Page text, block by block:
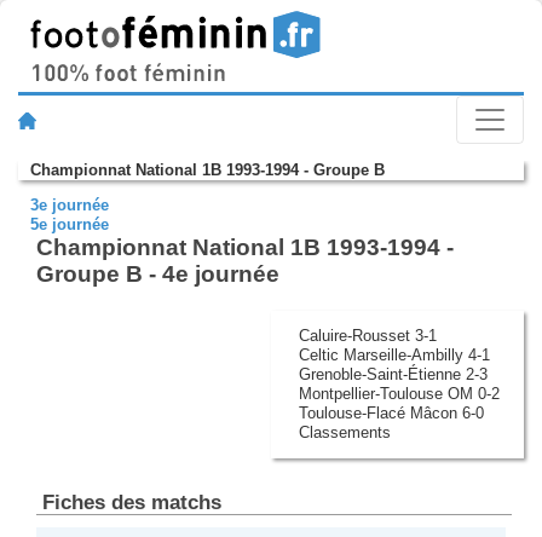
Championnat National 1B 1993-1994 - Groupe B
3e journée
5e journée
Championnat National 1B 1993-1994 -
Groupe B - 4e journée
Caluire-Rousset 3-1
Celtic Marseille-Ambilly 4-1
Grenoble-Saint-Étienne 2-3
Montpellier-Toulouse OM 0-2
Toulouse-Flacé Mâcon 6-0
Classements
Fiches des matchs